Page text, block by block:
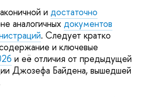
и достаточно
аналогичных документов
. Следует кратко
и ключевые
и её отличия от предыдущей
Джозефа Байдена, вышедшей